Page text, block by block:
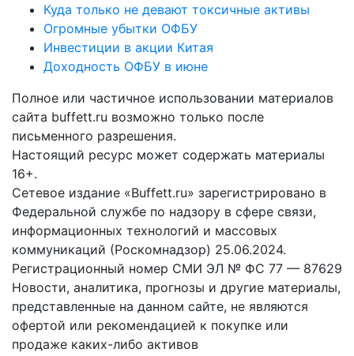
Куда только не девают токсичные активы
Огромные убытки ОФБУ
Инвестиции в акции Китая
Доходность ОФБУ в июне
Полное или частичное использовании материалов
сайта buffett.ru возможно только после
письменного разрешения.
Настоящий ресурс может содержать материалы
16+.
Сетевое издание «Buffett.ru» зарегистрировано в
Федеральной службе по надзору в сфере связи,
информационных технологий и массовых
коммуникаций (Роскомнадзор) 25.06.2024.
Регистрационный номер СМИ ЭЛ № ФС 77 — 87629
Новости, аналитика, прогнозы и другие материалы,
представленные на данном сайте, не являются
офертой или рекомендацией к покупке или
продаже каких-либо активов